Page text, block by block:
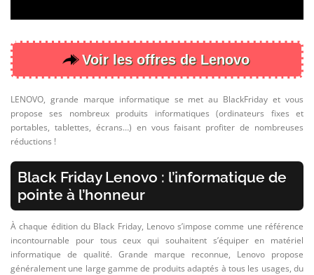
🎁 CADEAUX
✈ VOLS, HOTELS & ACTIVITÉS
💍 BIJOUX
💻 SITES WEB, APPLICATIONS & LOGICIELS
⭐ ARTICLES LES PLUS VENDUS
📧 NEWSLETTER
🏷️ TOP 40 DES (+) GROSSES REMISES
Voir les offres de Lenovo
LENOVO, grande marque informatique se met au BlackFriday et vous
propose ses nombreux produits informatiques (ordinateurs fixes et
portables, tablettes, écrans…) en vous faisant profiter de nombreuses
réductions !
Black Friday Lenovo : l’informatique de
pointe à l’honneur
À chaque édition du Black Friday, Lenovo s’impose comme une référence
incontournable pour tous ceux qui souhaitent s’équiper en matériel
informatique de qualité. Grande marque reconnue, Lenovo propose
généralement une large gamme de produits adaptés à tous les usages, du